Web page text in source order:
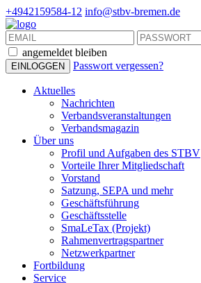
+4942159584-12 info@stbv-bremen.de
angemeldet bleiben
Passwort vergessen?
Aktuelles
Nachrichten
Verbandsveranstaltungen
Verbandsmagazin
Über uns
Profil und Aufgaben des STBV
Vorteile Ihrer Mitgliedschaft
Vorstand
Satzung, SEPA und mehr
Geschäftsführung
Geschäftsstelle
SmaLeTax (Projekt)
Rahmenvertragspartner
Netzwerkpartner
Fortbildung
Service